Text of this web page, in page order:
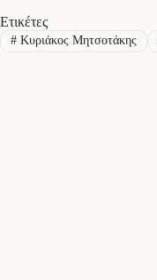
Ετικέτες
#Κυριάκος Μητσοτάκης